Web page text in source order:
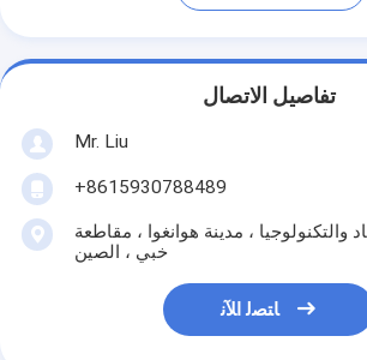
تفاصيل الاتصال
Mr. Liu
+8615930788489
والتكنولوجيا ، مدينة هوانغوا ، مقاطعة
خبي ، الصين
ﺎﺘﺼﻟ ﺍﻶﻧ